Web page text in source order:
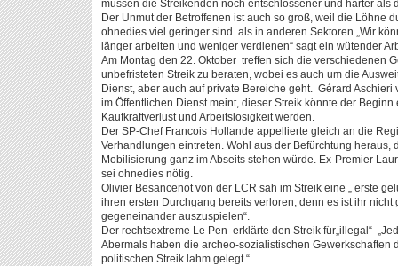
müssen die Streikenden noch entschlossener und härter als
Der Unmut der Betroffenen ist auch so groß, weil die Löhne
ohnedies viel geringer sind. als in anderen Sektoren „Wir
länger arbeiten und weniger verdienen“ sagt ein wütender
Am Montag den 22. Oktober treffen sich die verschiedenen
unbefristeten Streik zu beraten, wobei es auch um die
Dienst, aber auch auf private Bereiche geht. Gérard Aschieri
im Öffentlichen Dienst meint, dieser Streik könnte der
Kaufkraftverlust und Arbeitslosigkeit werden.
Der SP-Chef Francois Hollande appellierte gleich an die
Verhandlungen eintreten. Wohl aus der Befürchtung heraus,
Mobilisierung ganz im Abseits stehen würde. Ex-Premier
sei ohnedies nötig.
Olivier Besancenot von der LCR sah im Streik eine „ erste
ihren ersten Durchgang bereits verloren, denn es ist ihr
gegeneinander auszuspielen“.
Der rechtsextreme Le Pen erklärte den Streik für„illegal“
Abermals haben die archeo-sozialistischen Gewerkschaften
politischen Streik lahm gelegt.“